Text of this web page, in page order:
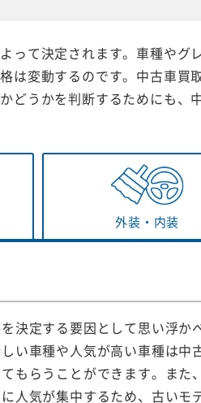
って決定されます。車種やグ
は変動するのです。中古車買
どうかを判断するためにも、
外装・ 内装
決定する要因として思い浮か
い車種や人気が高い車種は
もらうことができます。ま
人気が集中するため、古いモ